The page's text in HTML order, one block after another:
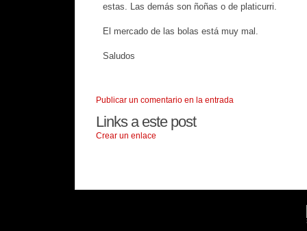
estas. Las demás son ñoñas o de platicurri.
El mercado de las bolas está muy mal.
Saludos
Publicar un comentario en la entrada
Links a este post
Crear un enlace